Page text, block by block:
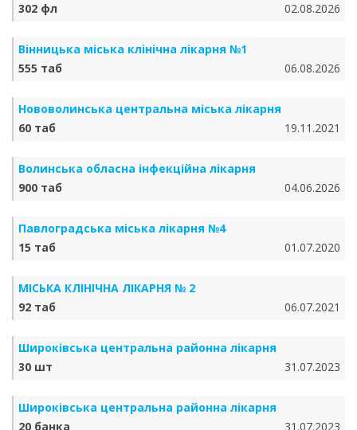
302 фл
02.08.2026
Вінницька міська клінічна лікарня №1
555 таб
06.08.2026
Нововолинська центральна міська лікарня
60 таб
19.11.2021
Волинська обласна інфекційна лікарня
900 таб
04.06.2026
Павлоградська міська лікарня №4
15 таб
01.07.2020
МІСЬКА КЛІНІЧНА ЛІКАРНЯ № 2
92 таб
06.07.2021
Широківська центральна районна лікарня
30 шт
31.07.2023
Широківська центральна районна лікарня
20 банка
31.07.2023